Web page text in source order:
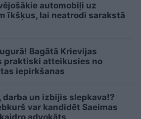
automobiļi uz
īkšķus, lai neatrodi sarakstā
Bagātā Krievijas
praktiski atteikusies no
iepirkšanas
darba un izbijis slepkava!?
var kandidēt Saeimas